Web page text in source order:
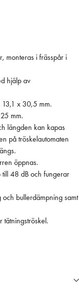
monteras i frässpår i
hjälp av
x 30,5 mm.
mm.
längden kan kapas
på tröskelautomaten
öppnas.
till 48 dB och fungerar
bullerdämpning samt
tätningströskel.